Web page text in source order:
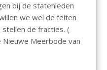
bij de statenleden
we wel de feiten
de fracties. (
Meerbode van